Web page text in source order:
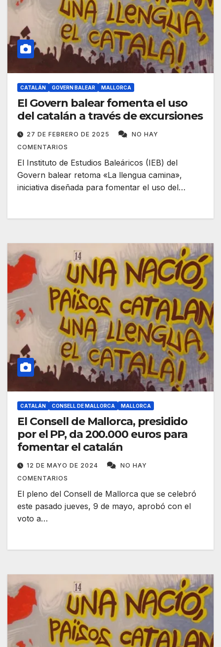
CATALÁN GOVERN BALEAR MALLORCA
El Govern balear fomenta el uso
del catalán a través de excursiones
27 DE FEBRERO DE 2025
NO HAY
COMENTARIOS
El Instituto de Estudios Baleáricos (IEB) del
Govern balear retoma «La llengua camina»,
iniciativa diseñada para fomentar el uso del…
CATALÁN CONSELL DE MALLORCA MALLORCA
El Consell de Mallorca, presidido
por el PP, da 200.000 euros para
fomentar el catalán
12 DE MAYO DE 2024
NO HAY
COMENTARIOS
El pleno del Consell de Mallorca que se celebró
este pasado jueves, 9 de mayo, aprobó con el
voto a…